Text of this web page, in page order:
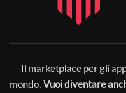
Il marketplace per gli
mondo.Vuoi diventare